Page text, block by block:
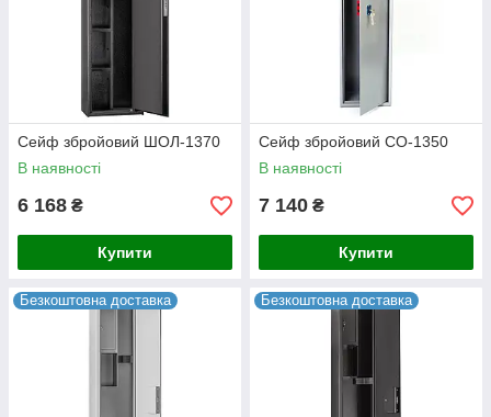
Сейф збройовий ШОЛ-1370
В наявності
6 168 ₴
Купити
Сейф збройовий СО-1350
В наявності
7 140 ₴
Купити
Безкоштовна доставка Безкоштовна доставка